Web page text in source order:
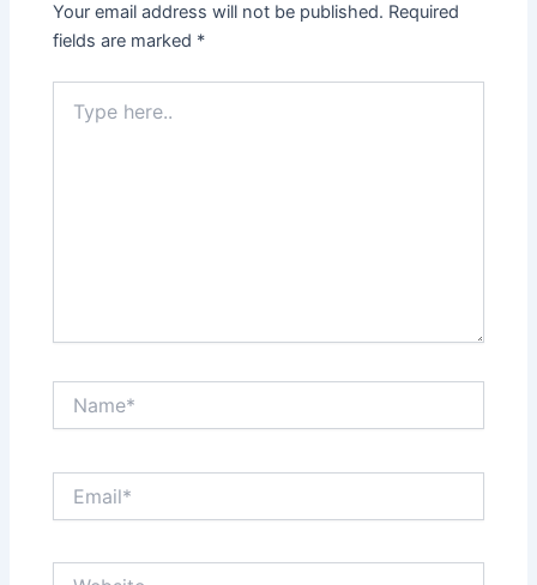
Your email address will not be published. Required
fields are marked *
here..